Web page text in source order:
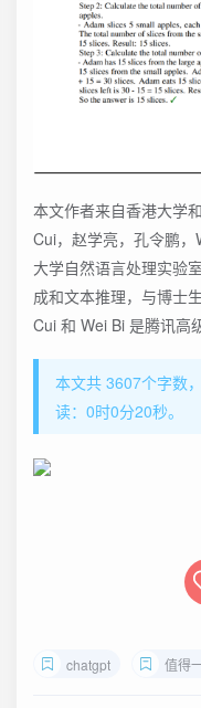
本文作者来自香港大学
Cui，赵学亮，孔令鹏
大学自然语言处理实验
成和文本推理，与博士
Cui 和 Wei Bi 是腾讯高
本文共 3607个字数
读：0时0分21秒。
chatgpt 值得